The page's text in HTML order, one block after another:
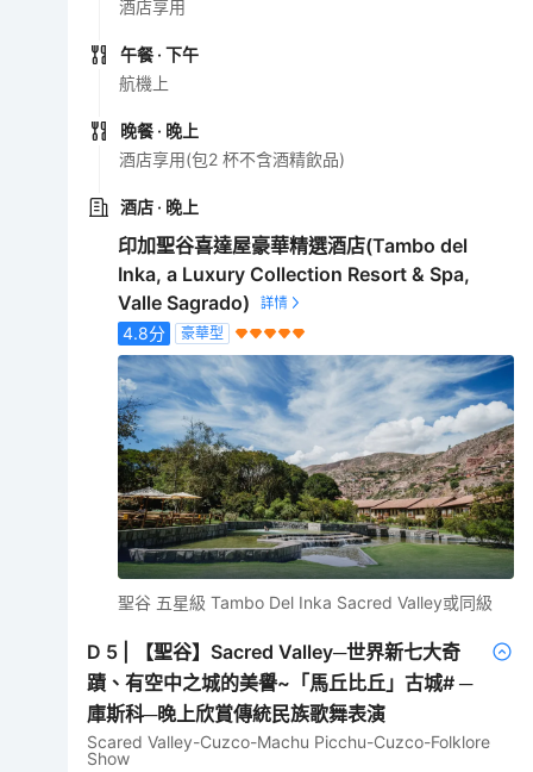
酒店享用
午餐 · 下午
航機上
晚餐 · 晚上
酒店享用(包2 杯不含酒精飲品)
酒店 · 晚上
印加聖谷喜達屋豪華精選酒店(Tambo del
Inka, a Luxury Collection Resort & Spa,
Valle Sagrado)
4.8分 豪華型
聖谷 五星級 Tambo Del Inka Sacred Valley或同級
D 5
【聖谷】Sacred Valley─世界新七大奇
蹟、有空中之城的美譽~「馬丘比丘」古城# ─
庫斯科─晚上欣賞傳統民族歌舞表演
Scared Valley-Cuzco-Machu Picchu-Cuzco-Folklore
Show